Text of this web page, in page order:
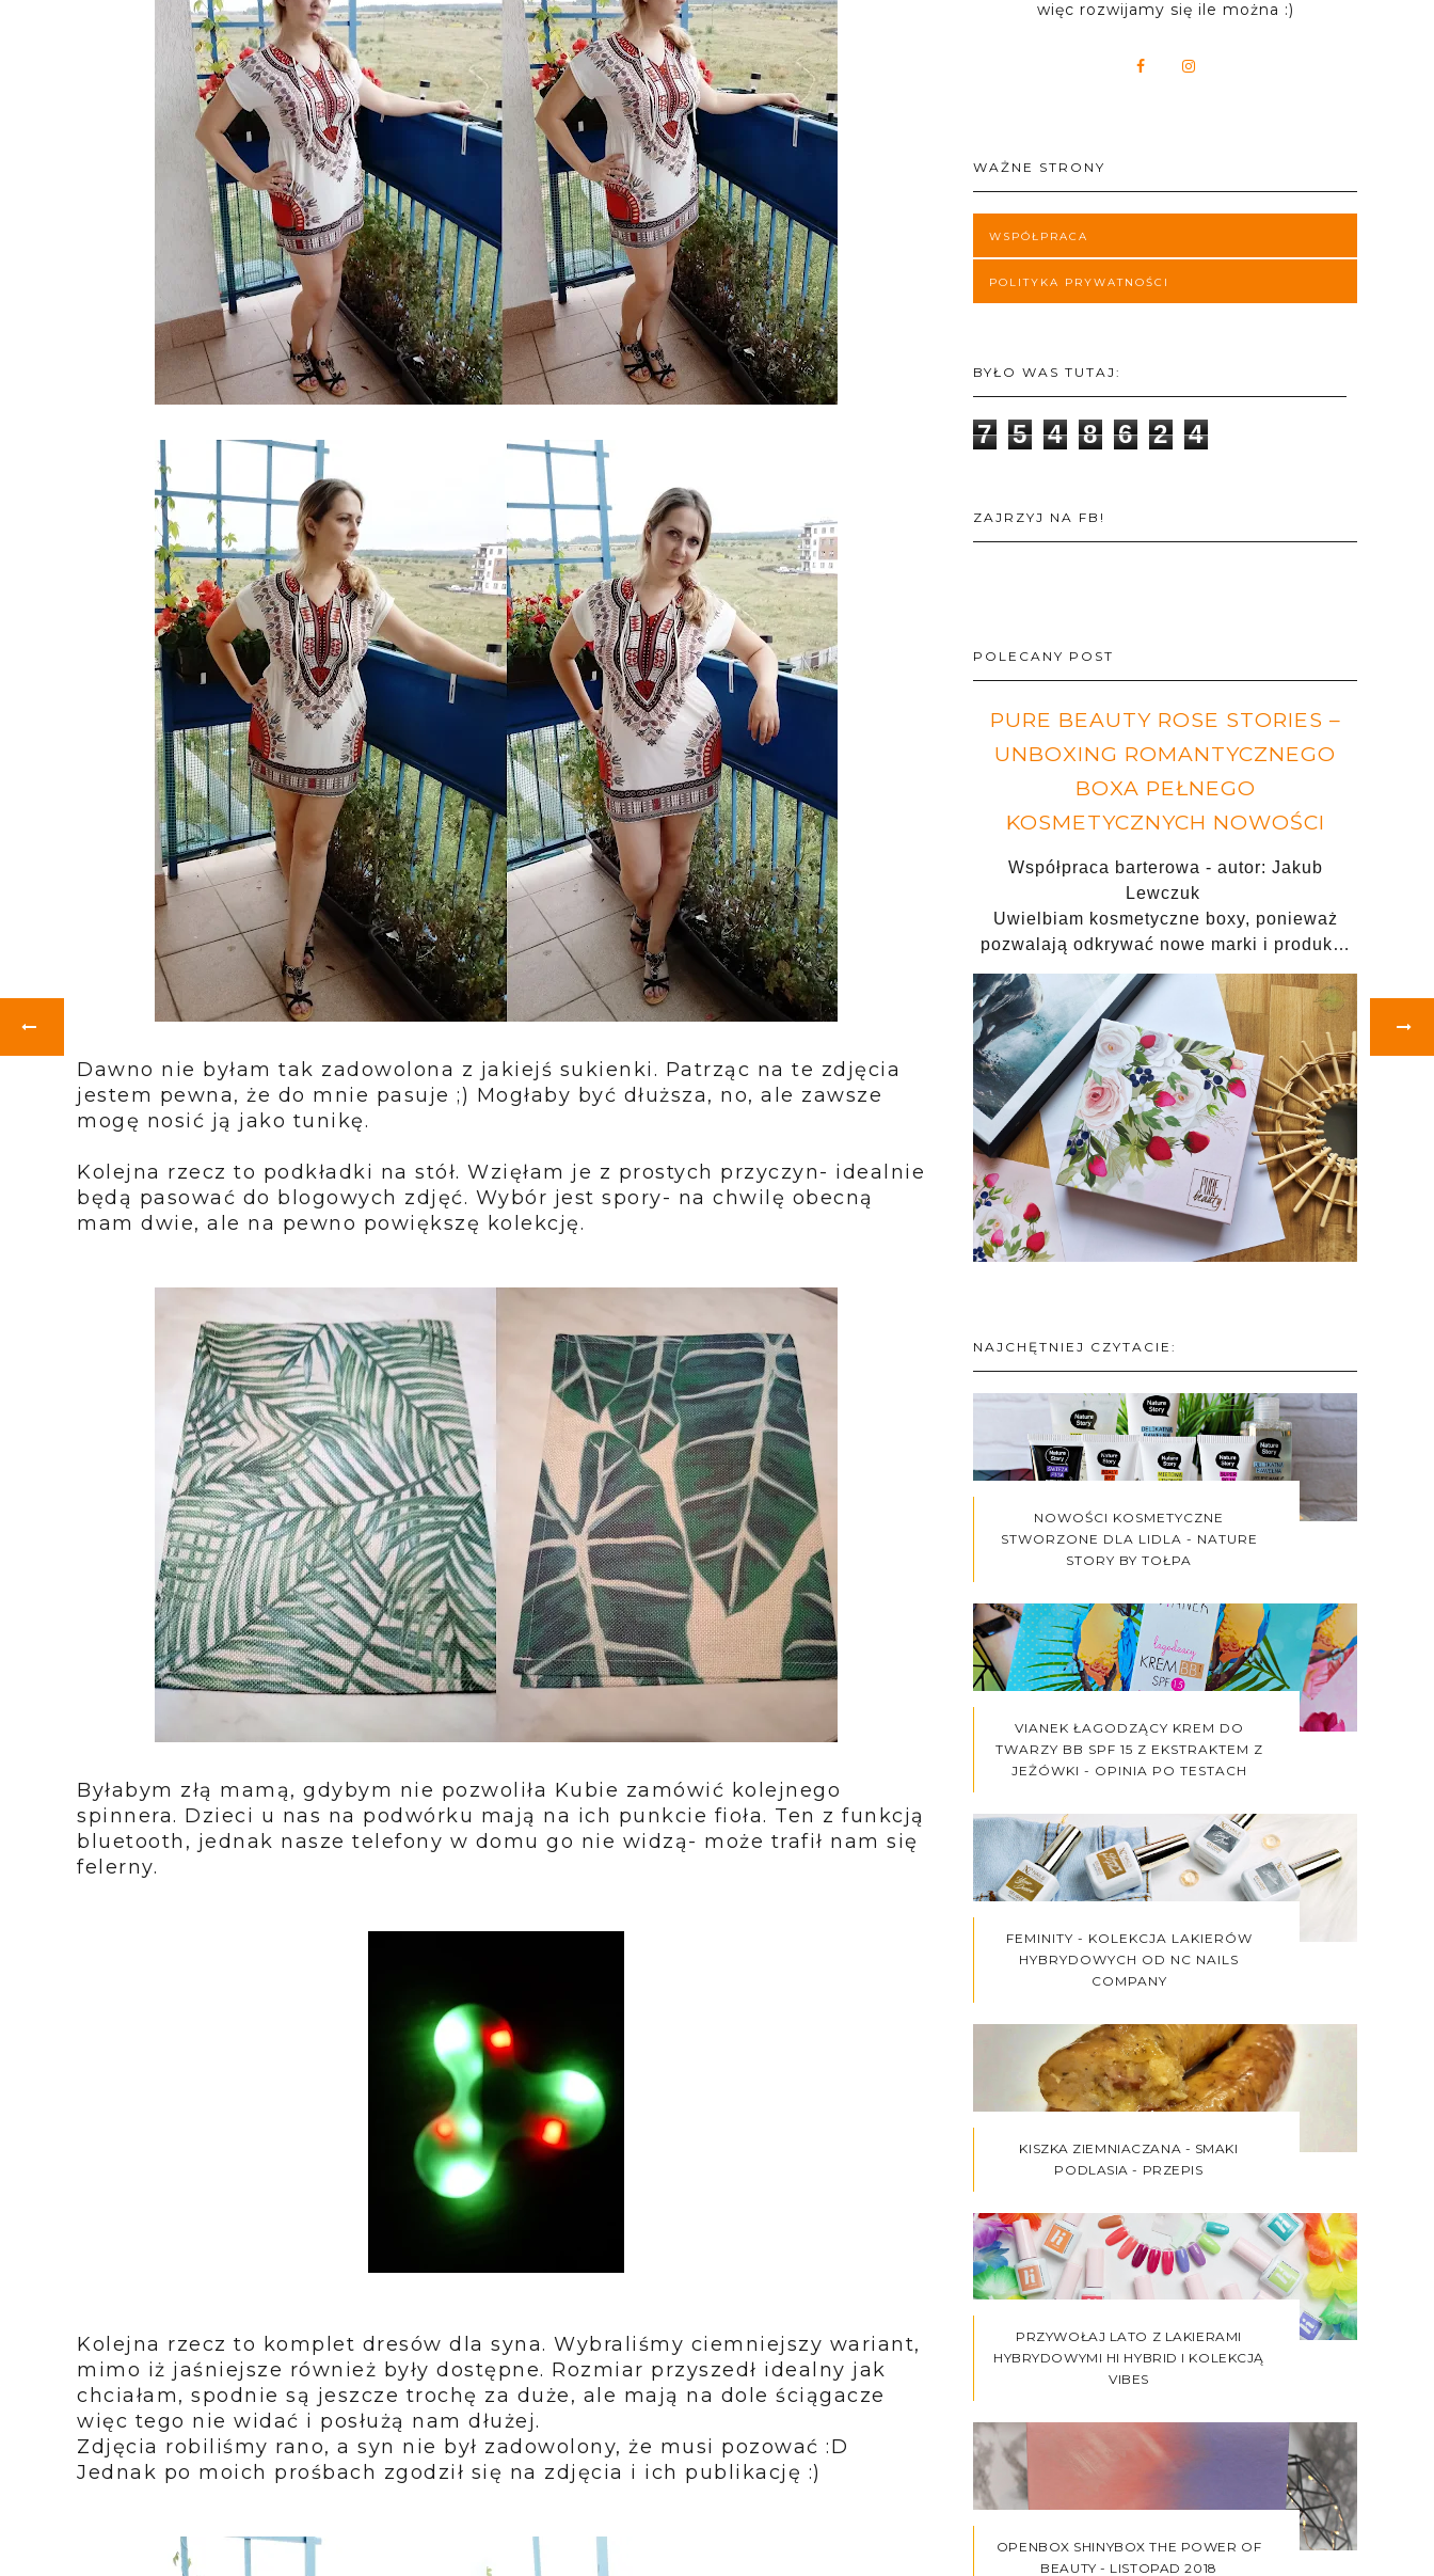
Dawno nie byłam tak zadowolona z jakiejś sukienki. Patrząc na te zdjęcia
jestem pewna, że do mnie pasuje ;) Mogłaby być dłuższa, no, ale zawsze
mogę nosić ją jako tunikę.
Kolejna rzecz to podkładki na stół. Wzięłam je z prostych przyczyn- idealnie
będą pasować do blogowych zdjęć. Wybór jest spory- na chwilę obecną
mam dwie, ale na pewno powiększę kolekcję.
Byłabym złą mamą, gdybym nie pozwoliła Kubie zamówić kolejnego
spinnera. Dzieci u nas na podwórku mają na ich punkcie fioła. Ten z funkcją
bluetooth, jednak nasze telefony w domu go nie widzą- może trafił nam się
felerny.
Kolejna rzecz to komplet dresów dla syna. Wybraliśmy ciemniejszy wariant,
mimo iż jaśniejsze również były dostępne. Rozmiar przyszedł idealny jak
chciałam, spodnie są jeszcze trochę za duże, ale mają na dole ściągacze
więc tego nie widać i posłużą nam dłużej.
Zdjęcia robiliśmy rano, a syn nie był zadowolony, że musi pozować :D
Jednak po moich prośbach zgodził się na zdjęcia i ich publikację :)
więc rozwijamy się ile można :)
WAŻNE STRONY
WSPÓŁPRACA
POLITYKA PRYWATNOŚCI
BYŁO WAS TUTAJ:
7 5 4 8 6 2 4
ZAJRZYJ NA FB!
POLECANY POST
PURE BEAUTY ROSE STORIES –
UNBOXING ROMANTYCZNEGO
BOXA PEŁNEGO
KOSMETYCZNYCH NOWOŚCI
Współpraca barterowa - autor: Jakub
Lewczuk
Uwielbiam kosmetyczne boxy, ponieważ
pozwalają odkrywać nowe marki i produk…
NAJCHĘTNIEJ CZYTACIE:
NOWOŚCI KOSMETYCZNE
STWORZONE DLA LIDLA - NATURE
STORY BY TOŁPA
VIANEK ŁAGODZĄCY KREM DO
TWARZY BB SPF 15 Z EKSTRAKTEM Z
JEŻÓWKI - OPINIA PO TESTACH
FEMINITY - KOLEKCJA LAKIERÓW
HYBRYDOWYCH OD NC NAILS
COMPANY
KISZKA ZIEMNIACZANA - SMAKI
PODLASIA - PRZEPIS
PRZYWOŁAJ LATO Z LAKIERAMI
HYBRYDOWYMI HI HYBRID I KOLEKCJĄ
VIBES
OPENBOX SHINYBOX THE POWER OF
BEAUTY - LISTOPAD 2018